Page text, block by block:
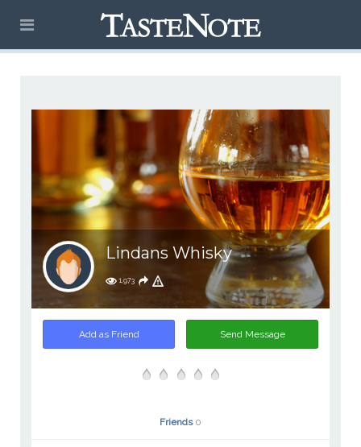
Lindans Whisky
1,973
Add as Friend Send Message
Friends 0